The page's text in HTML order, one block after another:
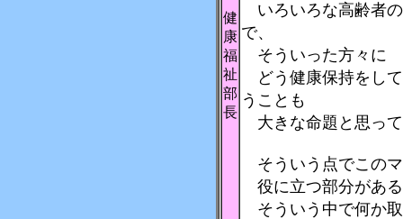
健
康
福
祉
部
長
いろいろな高齢者
で、
そういった方々に
どう健康保持をし
うことも
大きな命題と思っ
そういう点でこの
役に立つ部分があ
そういう中で何か